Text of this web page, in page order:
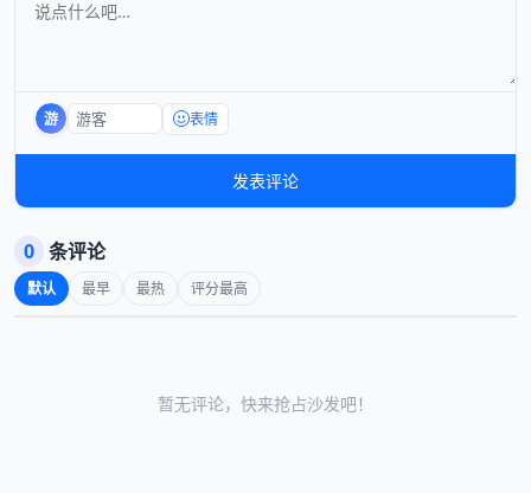
游 表情
发表评论
0 条评论
默认 最早 最热 评分最高
暂无评论，快来抢占沙发吧！